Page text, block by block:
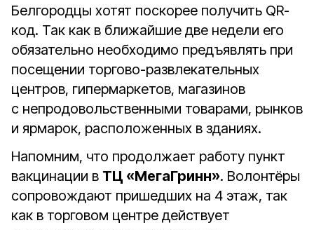
Белгородцы хотят поскорее получить QR-
код. Так как в ближайшие две недели его
обязательно необходимо предъявлять при
посещении торгово-развлекательных
центров, гипермаркетов, магазинов
с непродовольственными товарами, рынков
и ярмарок, расположенных в зданиях.
Напомним, что продолжает работу пункт
вакцинации в ТЦ «МегаГринн». Волонтёры
сопровождают пришедших на 4 этаж, так
как в торговом центре действует